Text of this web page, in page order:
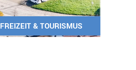
FREIZEIT & TOURISMUS